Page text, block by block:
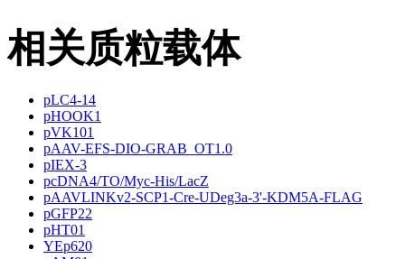
相关质粒载体
pLC4-14
pHOOK1
pVK101
pAAV-EFS-DIO-GRAB_OT1.0
pIEX-3
pcDNA4/TO/Myc-His/LacZ
pAAVLINKv2-SCP1-Cre-UDeg3a-3'-KDM5A-FLAG
pGFP22
pHT01
YEp620